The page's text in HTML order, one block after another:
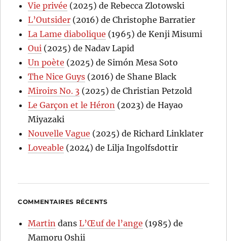
Vie privée (2025) de Rebecca Zlotowski
L’Outsider (2016) de Christophe Barratier
La Lame diabolique (1965) de Kenji Misumi
Oui (2025) de Nadav Lapid
Un poète (2025) de Simón Mesa Soto
The Nice Guys (2016) de Shane Black
Miroirs No. 3 (2025) de Christian Petzold
Le Garçon et le Héron (2023) de Hayao
Miyazaki
Nouvelle Vague (2025) de Richard Linklater
Loveable (2024) de Lilja Ingolfsdottir
COMMENTAIRES RÉCENTS
Martin dansL’Œuf de l’ange (1985) de
Mamoru Oshii